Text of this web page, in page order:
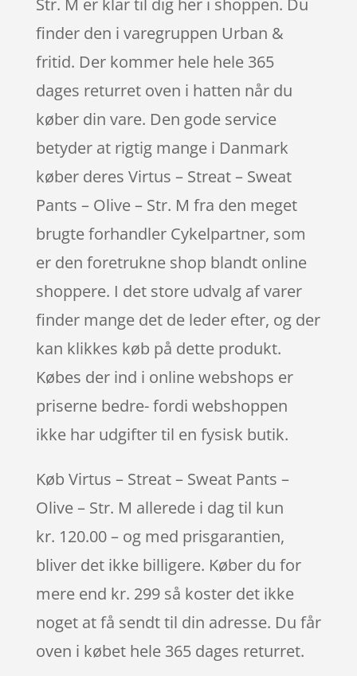
finder den i varegruppen Urban &
fritid. Der kommer hele hele 365
dages returret oven i hatten når du
køber din vare. Den gode service
betyder at rigtig mange i Danmark
køber deres Virtus – Streat – Sweat
Pants – Olive – Str. M fra den meget
brugte forhandler Cykelpartner, som
er den foretrukne shop blandt online
shoppere. I det store udvalg af varer
finder mange det de leder efter, og der
kan klikkes køb på dette produkt.
Købes der ind i online webshops er
priserne bedre- fordi webshoppen
ikke har udgifter til en fysisk butik.
Køb Virtus – Streat – Sweat Pants –
Olive – Str. M allerede i dag til kun
kr. 120.00 – og med prisgarantien,
bliver det ikke billigere. Køber du for
mere end kr. 299 så koster det ikke
noget at få sendt til din adresse. Du får
oven i købet hele 365 dages returret.